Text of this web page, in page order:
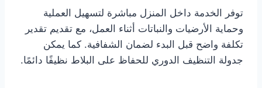
توفر الخدمة داخل المنزل مباشرة لتسهيل العملية
وحماية الأرضيات والنباتات أثناء العمل، مع تقديم تقدير
تكلفة واضح قبل البدء لضمان الشفافية. كما يمكن
جدولة التنظيف الدوري للحفاظ على البلاط نظيفًا دائمًا.